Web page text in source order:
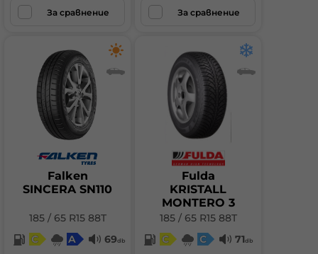
За сравнение За сравнение
Falken
SINCERA SN110
185 / 65 R15 88T
C
A 69db
Fulda
KRISTALL
MONTERO 3
185 / 65 R15 88T
C
C 71db